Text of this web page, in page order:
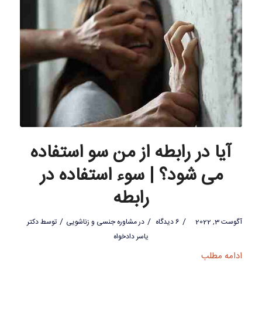
آیا در رابطه از من سو استفاده
می شود؟ | سوء استفاده در
رابطه
آگوست 3, 2022 / 6 دیدگاه / درمشاوره جنسی و زناشویی / توسطدکتر
یاسر دادخواه
ادامه مطلب